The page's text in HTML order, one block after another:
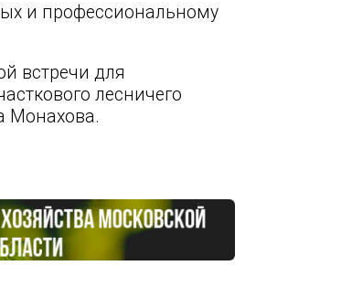
и профессиональному
встречи для
лесничего
Монахова.